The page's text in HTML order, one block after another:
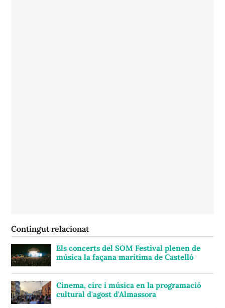
Contingut relacionat
Els concerts del SOM Festival plenen de
música la façana marítima de Castelló
Cinema, circ i música en la programació
cultural d'agost d'Almassora